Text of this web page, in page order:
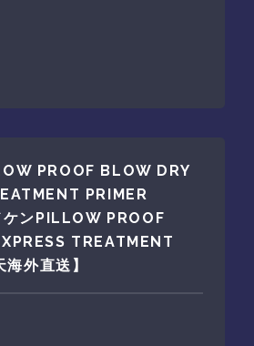
PROOF BLOW DRY
PRIMER
ケンPILLOW PROOF
TREATMENT
外直送】